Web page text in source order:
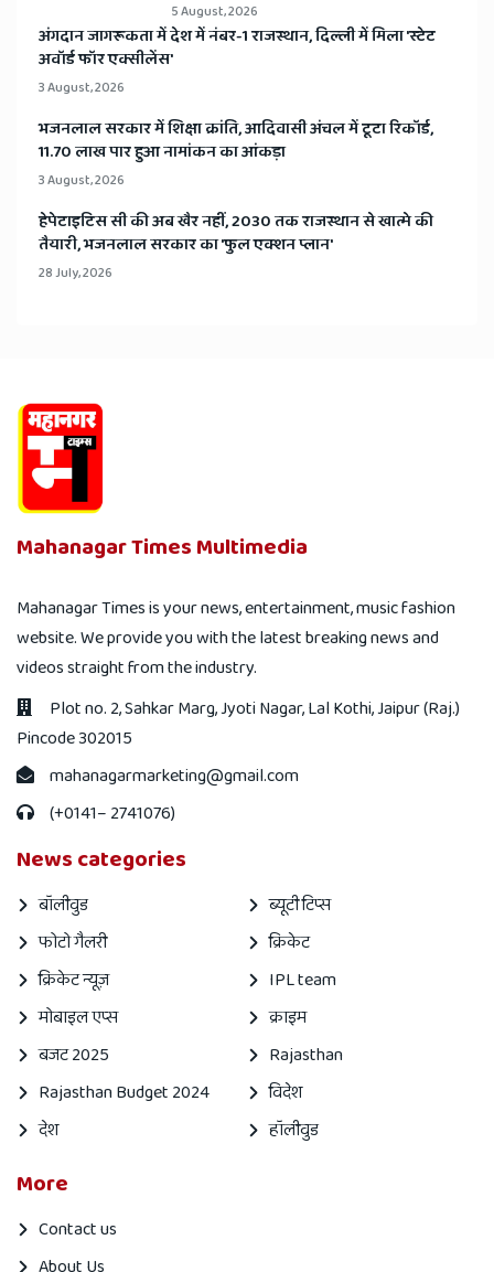
5 August, 2026
अंगदान जागरूकता में देश में नंबर-1 राजस्थान, दिल्ली में मिला 'स्टेट
अवॉर्ड फॉर एक्सीलेंस'
3 August, 2026
भजनलाल सरकार में शिक्षा क्रांति, आदिवासी अंचल में टूटा रिकॉर्ड,
11.70 लाख पार हुआ नामांकन का आंकड़ा
3 August, 2026
हेपेटाइटिस सी की अब खैर नहीं, 2030 तक राजस्थान से खात्मे की
तैयारी, भजनलाल सरकार का 'फुल एक्शन प्लान'
28 July, 2026
Mahanagar Times Multimedia
Mahanagar Times is your news, entertainment, music fashion
website. We provide you with the latest breaking news and
videos straight from the industry.
Plot no. 2, Sahkar Marg, Jyoti Nagar, Lal Kothi, Jaipur (Raj.)
Pincode 302015
mahanagarmarketing@gmail.com
(+0141– 2741076)
News categories
बॉलीवुड
ब्यूटी टिप्स
फोटो गैलरी
क्रिकेट
क्रिकेट न्यूज़
IPL team
मोबाइल एप्स
क्राइम
बजट 2025
Rajasthan
Rajasthan Budget 2024
विदेश
देश
हॉलीवुड
More
Contact us